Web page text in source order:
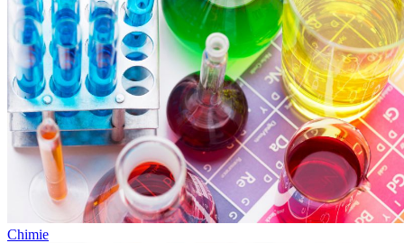
Chimie